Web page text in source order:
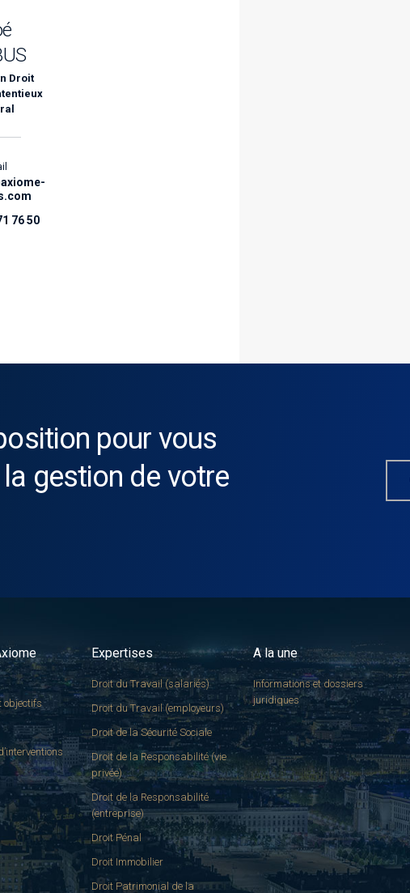
Droit
76 50
pour vous
gestion de votre
objectifs
Expertises
Droit du Travail (salariés)
Droit du Travail (employeurs)
Droit de la Sécurité Sociale
Droit de la Responsabilité (vie
privée)
Droit de la Responsabilité
(entreprise)
Droit Pénal
Droit Immobilier
Droit Patrimonial de la
A la une
Informations et dossiers
juridiques